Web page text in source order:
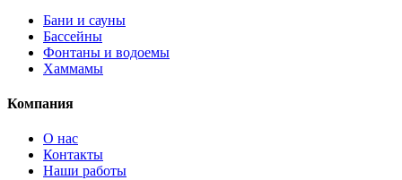
Бани и сауны
Бассейны
Фонтаны и водоемы
Хаммамы
Компания
О нас
Контакты
Наши работы